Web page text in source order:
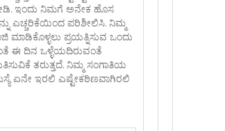
ಇಂದು ನಿಮಗೆ ಅನೇಕ ಹೊಸ
ಎಚ್ಚರಿಕೆಯಿಂದ ಪರಿಶೀಲಿಸಿ. ನಿಮ್ಮ
ಮಾಡಿಕೊಳ್ಳಲು ಪ್ರಯತ್ನಿಸುವ ಒಂದು
ಈ ದಿನ ಒಳ್ಳೆಯದಿರುವಂತೆ
ತರುತ್ತದೆ. ನಿಮ್ಮ ಸಂಗಾತಿಯ
ಏನೇ ಇರಲಿ ಎಷ್ಟೇಕಠಿಣವಾಗಿರಲಿ